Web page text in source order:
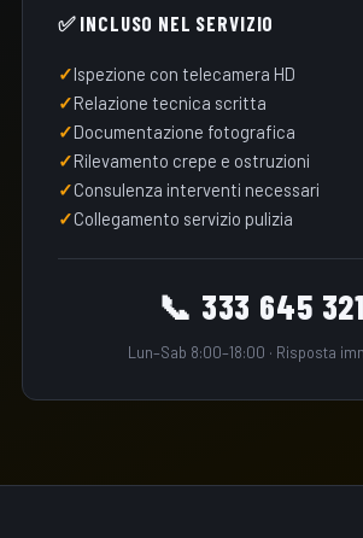
✅ INCLUSO NEL SERVIZIO
Ispezione con telecamera HD
Relazione tecnica scritta
Documentazione fotografica
Rilevamento crepe e ostruzioni
Consulenza interventi necessari
Collegamento servizio pulizia
📞 333 645
Lun–Sab 8:00–18:00 · Risposta